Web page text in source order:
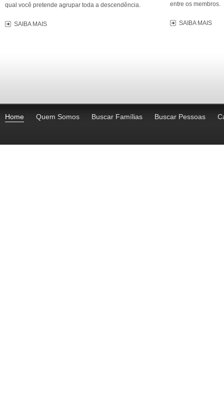
qual você pretende agrupar toda a descendência.
SAIBA MAIS
entre os membros.
SAIBA MAIS
Home Quem Somos Buscar Famílias Buscar Pessoas